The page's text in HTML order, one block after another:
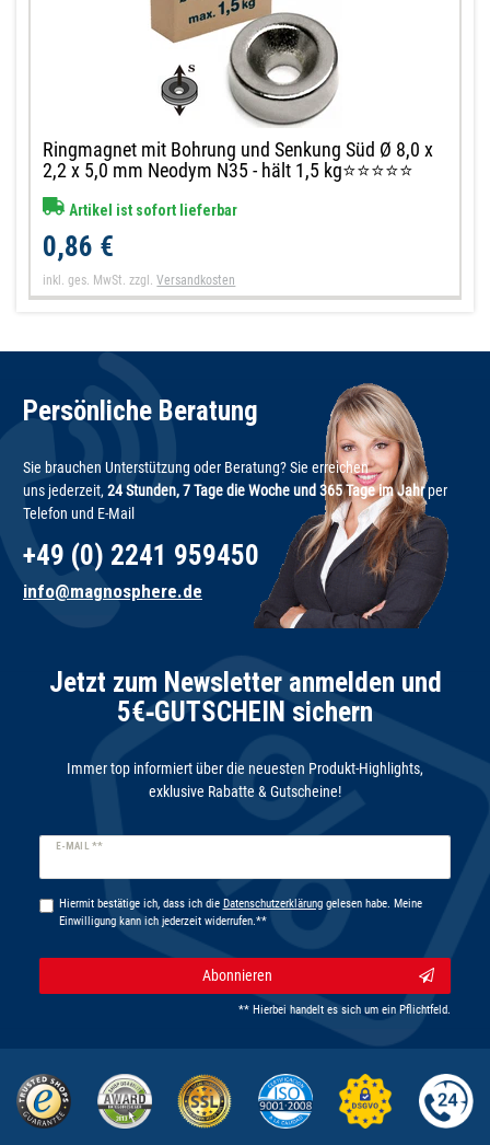
Ringmagnet mit Bohrung und Senkung Süd Ø 8,0 x
2,2 x 5,0 mm Neodym N35 - hält 1,5 kg⭐⭐⭐⭐⭐
Artikel ist sofort lieferbar
0,86 €
inkl. ges. MwSt. zzgl.Versandkosten
Persönliche Beratung
Sie brauchen Unterstützung oder Beratung? Sie erreichen
uns jederzeit, 24 Stunden, 7 Tage die Woche und 365 Tage im Jahrper
Telefon und E-Mail
+49 (0) 2241 959450
info@magnosphere.de
Jetzt zum Newsletter anmelden und
5€‑GUTSCHEIN sichern
Immer top informiert über die neuesten Produkt-Highlights,
exklusive Rabatte & Gutscheine!
E-MAIL **
Newsletter
Hiermit bestätige ich, dass ich die Daten­schutz­erklärunggelesen habe. Meine
Einwilligung kann ich jederzeit widerrufen.**
Abonnieren
** Hierbei handelt es sich um ein Pflichtfeld.